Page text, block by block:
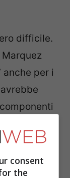
difficile.
anche per i
in salita.
che la
consent
the